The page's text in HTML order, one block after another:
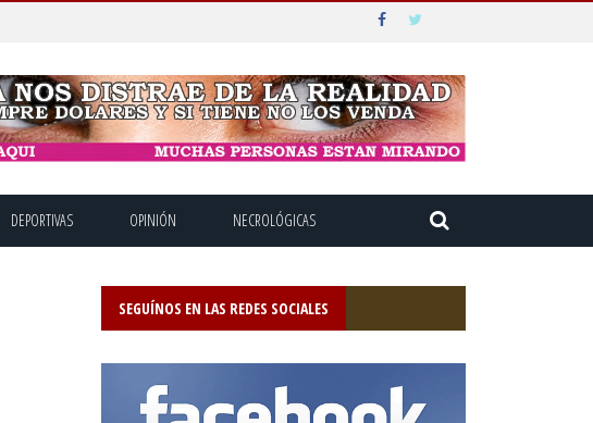
DEPORTIVAS OPINIÓN NECROLÓGICAS
SEGUÍNOS EN LAS REDES SOCIALES